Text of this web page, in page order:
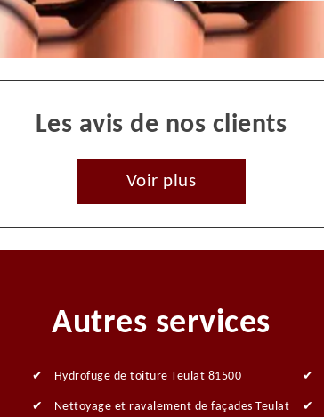
Les avis de nos clients
Voir plus
Autres services
Hydrofuge de toiture Teulat 81500
Nettoyage et ravalement de façades Teulat